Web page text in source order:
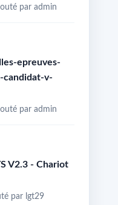
par admin
epreuves-
candidat-v-
par admin
V2.3 - Chariot
par lgt29